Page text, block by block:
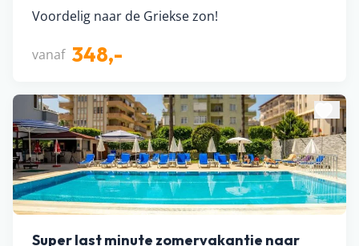
Voordelig naar de Griekse zon!
vanaf 348,-
Super last minute zomervakantie naar